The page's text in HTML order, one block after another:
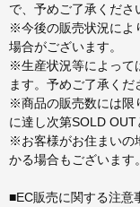
で、予めご了承くださ
※今後の販売状況によ
場合がございます。
※生産状況等によって
ます。予めご了承くだ
※商品の販売数には限
に達し次第SOLD OUT
※お客様がお住まいの
かる場合もございます。
■EC販売に関する注意